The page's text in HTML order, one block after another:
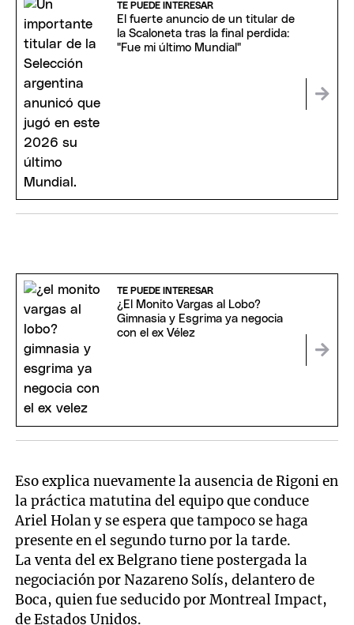
TE PUEDE INTERESAR
El fuerte anuncio de un titular de
la Scaloneta tras la final perdida:
"Fue mi último Mundial"
TE PUEDE INTERESAR
¿El Monito Vargas al Lobo?
Gimnasia y Esgrima ya negocia
con el ex Vélez
Eso explica nuevamente la ausencia de Rigoni en
la práctica matutina del equipo que conduce
Ariel Holan y se espera que tampoco se haga
presente en el segundo turno por la tarde.
La venta del ex Belgrano tiene postergada la
negociación por Nazareno Solís, delantero de
Boca, quien fue seducido por Montreal Impact,
de Estados Unidos.